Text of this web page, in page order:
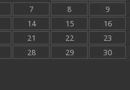
7 8
9
14 15
16
21 22
23
28 29
30